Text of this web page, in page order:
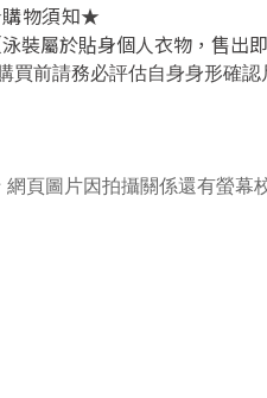
購物須知★
泳裝屬於貼身個人衣物，售出
買前請務必評估自身身形確認
頁圖片因拍攝關係還有螢幕